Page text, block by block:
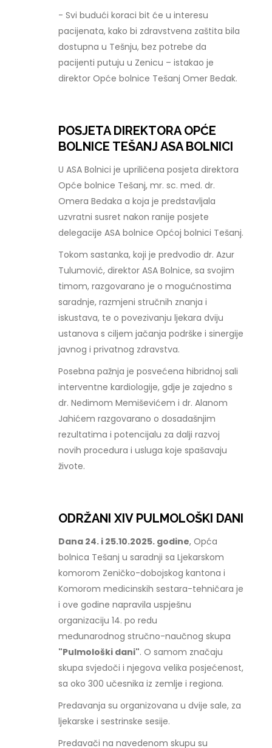
- Svi budući koraci bit će u interesu
pacijenata, kako bi zdravstvena zaštita bila
dostupna u Tešnju, bez potrebe da
pacijenti putuju u Zenicu – istakao je
direktor Opće bolnice Tešanj Omer Bedak.
POSJETA DIREKTORA OPĆE
BOLNICE TEŠANJ ASA BOLNICI
U ASA Bolnici je upriličena posjeta direktora
Opće bolnice Tešanj, mr. sc. med. dr.
Omera Bedaka a koja je predstavljala
uzvratni susret nakon ranije posjete
delegacije ASA bolnice Općoj bolnici Tešanj.
Tokom sastanka, koji je predvodio dr. Azur
Tulumović, direktor ASA Bolnice, sa svojim
timom, razgovarano je o mogućnostima
saradnje, razmjeni stručnih znanja i
iskustava, te o povezivanju ljekara dviju
ustanova s ciljem jačanja podrške i sinergije
javnog i privatnog zdravstva.
Posebna pažnja je posvećena hibridnoj sali
interventne kardiologije, gdje je zajedno s
dr. Nedimom Memiševićem i dr. Alanom
Jahićem razgovarano o dosadašnjim
rezultatima i potencijalu za dalji razvoj
novih procedura i usluga koje spašavaju
živote.
ODRŽANI XIV PULMOLOŠKI DANI
Dana 24. i 25.10.2025. godine, Opća
bolnica Tešanj u saradnji sa Ljekarskom
komorom Zeničko-dobojskog kantona i
Komorom medicinskih sestara-tehničara je
i ove godine napravila uspješnu
organizaciju 14. po redu
međunarodnog stručno-naučnog skupa
"Pulmološki dani". O samom značaju
skupa svjedoči i njegova velika posjećenost,
sa oko 300 učesnika iz zemlje i regiona.
Predavanja su organizovana u dvije sale, za
ljekarske i sestrinske sesije.
Predavači na navedenom skupu su